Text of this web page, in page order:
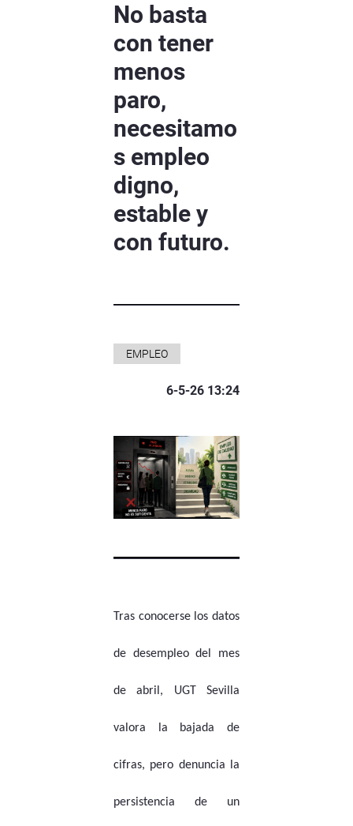
No basta
con tener
menos
paro,
necesitamo
s empleo
digno,
estable y
con futuro.
EMPLEO
6-5-26 13:24
Tras conocerse los datos
de desempleo del mes
de abril, UGT Sevilla
valora la bajada de
cifras, pero denuncia la
persistencia de un